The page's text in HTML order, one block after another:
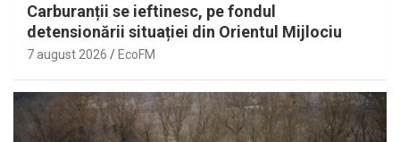
Carburanții se ieftinesc, pe fondul
detensionării situației din Orientul Mijlociu
7 august 2026 EcoFM